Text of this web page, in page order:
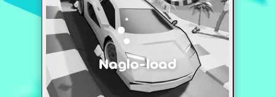
Naglo-load